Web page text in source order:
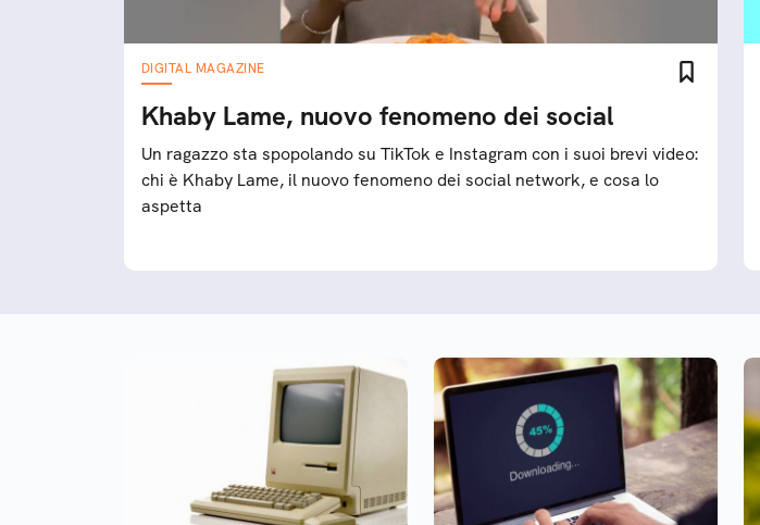
DIGITAL MAGAZINE
Khaby Lame, nuovo fenomeno dei social
Un ragazzo sta spopolando su TikTok e Instagram con i suoi brevi video:
chi è Khaby Lame, il nuovo fenomeno dei social network, e cosa lo
aspetta